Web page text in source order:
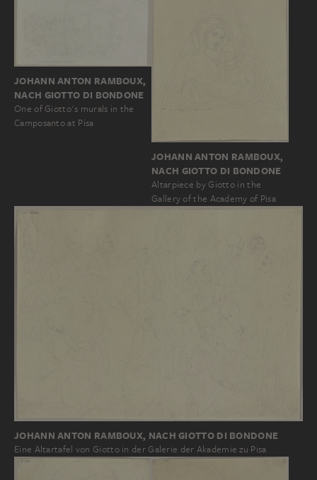
JOHANN ANTON RAMBOUX,
NACH GIOTTO DI BONDONE
One of Giotto's murals in the
Camposanto at Pisa
JOHANN ANTON RAMBOUX,
NACH GIOTTO DI BONDONE
Altarpiece by Giotto in the
Gallery of the Academy of Pisa
JOHANN ANTON RAMBOUX, NACH GIOTTO DI BONDONE
Eine Altartafel von Giotto in der Galerie der Akademie zu Pisa